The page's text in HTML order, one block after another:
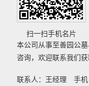
扫一扫手机名片
本公司从事至善园公墓
咨询，欢迎联系我们获
联系人：王经理 手